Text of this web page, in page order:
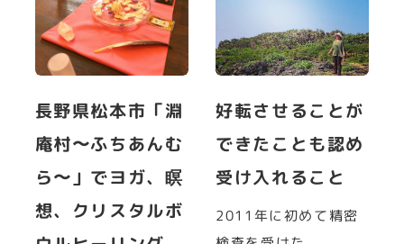
長野県松本市「淵
庵村〜ふちあんむ
ら〜」でヨガ、瞑
想、クリスタルボ
好転させることが
できたことも認め
受け入れること
2011年に初めて精密